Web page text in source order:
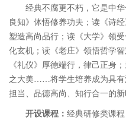
经典不腐更不朽，它是中
良知》体悟修养功夫；读《诗
塑造高尚品行；读《大学》领
化玄机；读《老庄》领悟哲学
《礼仪》厚德端行，律己正身
之大美……将学生培养成为具有
担当、品德高尚、知行合一的新
开设课程： 经典研修类课